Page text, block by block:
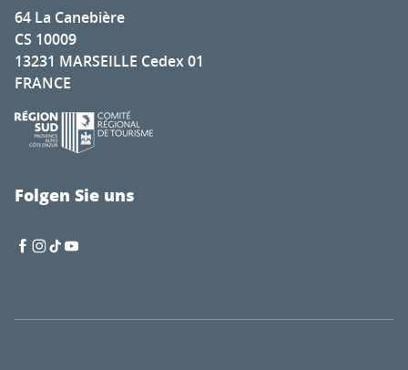
64 La Canebière
CS 10009
13231 MARSEILLE Cedex 01
FRANCE
Folgen Sie uns